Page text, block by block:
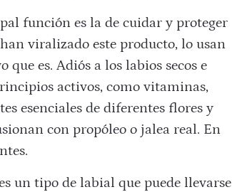
función es la de cuidar y proteger
viralizado este producto, lo usan
es. Adiós a los labios secos e
activos, como vitaminas,
esenciales de diferentes flores y
con propóleo o jalea real. En
un tipo de labial que puede llevarse